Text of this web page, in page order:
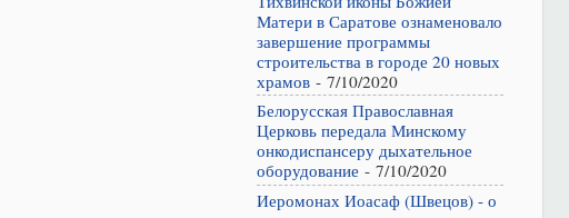
Матери в Саратове ознаменовало
завершение программы
строительства в городе 20 новых
храмов- 7/10/2020
Белорусская Православная
Церковь передала Минскому
онкодиспансеру дыхательное
оборудование - 7/10/2020
Иеромонах Иоасаф (Швецов) - о